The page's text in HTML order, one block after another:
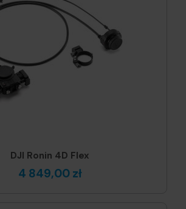
DJI Ronin 4D Flex
4 849,00 zł